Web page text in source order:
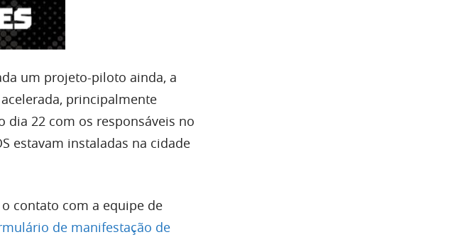
um projeto-piloto ainda, a
principalmente
dia 22 com os responsáveis no
estavam instaladas na cidade
contato com a equipe de
de manifestação de